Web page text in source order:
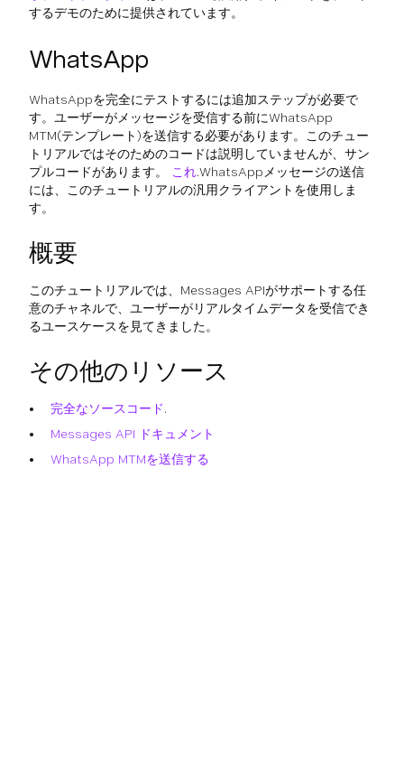
するデモのために提供されています。
WhatsApp
WhatsAppを完全にテストするには追加ステップが必要で
す。ユーザーがメッセージを受信する前にWhatsApp
MTM(テンプレート)を送信する必要があります。このチュー
トリアルではそのためのコードは説明していませんが、サン
プルコードがあります。
これ.WhatsAppメッセージの送信
には、このチュートリアルの汎用クライアントを使用しま
す。
概要
このチュートリアルでは、Messages APIがサポートする任
意のチャネルで、ユーザーがリアルタイムデータを受信でき
るユースケースを見てきました。
その他のリソース
完全なソースコード.
Messages API ドキュメント
WhatsApp MTMを送信する